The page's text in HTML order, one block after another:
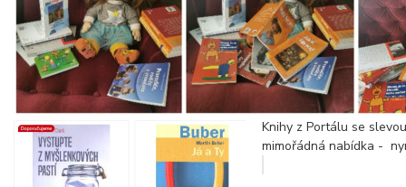
Knihy z Portálu se
mimořádná nabídka -